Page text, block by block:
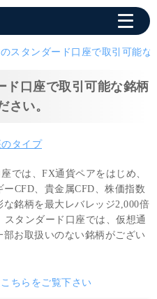
スタンダード口座で取引可能
ド口座で取引可能な銘柄
さい。
のタイプ
では、FX通貨ペアをはじめ、
CFD、貴金属CFD、株価指数
な銘柄を最大レバレッジ2,000倍
スタンダード口座では、仮想通
部お取扱いのない銘柄がござい
ちらをご覧下さい